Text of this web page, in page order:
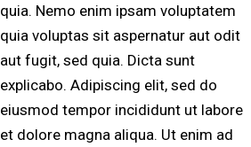
quia. Nemo enim ipsam voluptatem
quia voluptas sit aspernatur aut odit
aut fugit, sed quia. Dicta sunt
explicabo. Adipiscing elit, sed do
eiusmod tempor incididunt ut labore
et dolore magna aliqua. Ut enim ad